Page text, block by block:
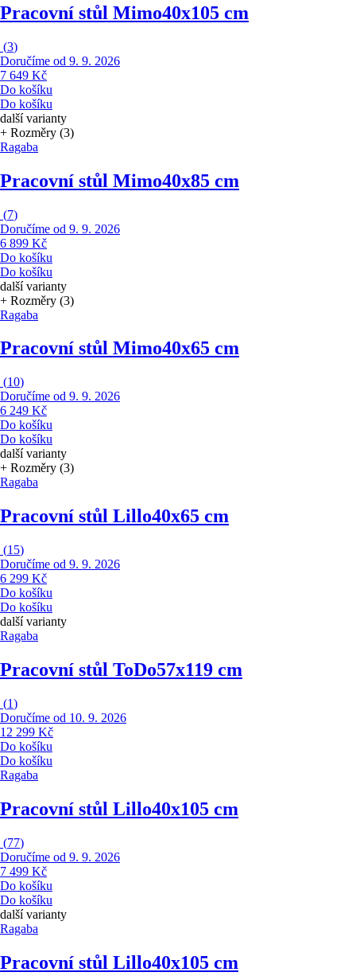
Pracovní stůl Mimo40x105 cm
(3)
Doručíme od 9. 9. 2026
7 649 Kč
Do košíku
Do košíku
další varianty
+ Rozměry (3)
Ragaba
Pracovní stůl Mimo40x85 cm
(7)
Doručíme od 9. 9. 2026
6 899 Kč
Do košíku
Do košíku
další varianty
+ Rozměry (3)
Ragaba
Pracovní stůl Mimo40x65 cm
(10)
Doručíme od 9. 9. 2026
6 249 Kč
Do košíku
Do košíku
další varianty
+ Rozměry (3)
Ragaba
Pracovní stůl Lillo40x65 cm
(15)
Doručíme od 9. 9. 2026
6 299 Kč
Do košíku
Do košíku
další varianty
Ragaba
Pracovní stůl ToDo57x119 cm
(1)
Doručíme od 10. 9. 2026
12 299 Kč
Do košíku
Do košíku
Ragaba
Pracovní stůl Lillo40x105 cm
(77)
Doručíme od 9. 9. 2026
7 499 Kč
Do košíku
Do košíku
další varianty
Ragaba
Pracovní stůl Lillo40x105 cm